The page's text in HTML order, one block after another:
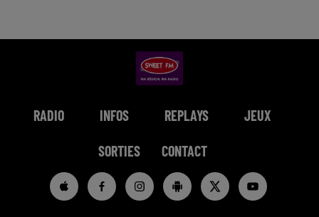
RADIO INFOS REPLAYS JEUX
SORTIES CONTACT